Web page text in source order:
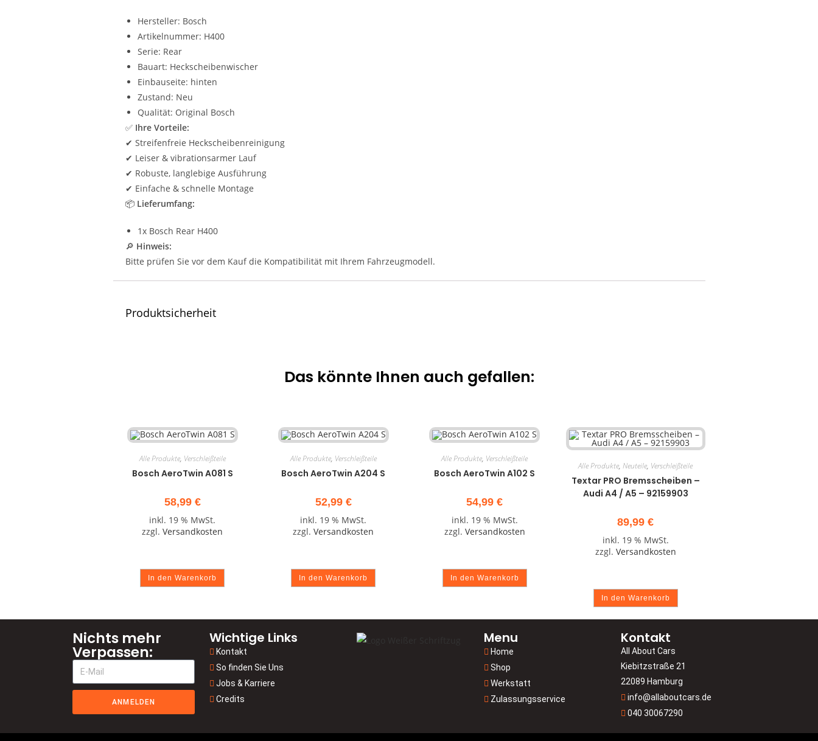
Hersteller: Bosch
Artikelnummer: H400
Serie: Rear
Bauart: Heckscheibenwischer
Einbauseite: hinten
Zustand: Neu
Qualität: Original Bosch
✅ Ihre Vorteile:
✔ Streifenfreie Heckscheibenreinigung
✔ Leiser & vibrationsarmer Lauf
✔ Robuste, langlebige Ausführung
✔ Einfache & schnelle Montage
📦 Lieferumfang:
1x Bosch Rear H400
🔎 Hinweis:
Bitte prüfen Sie vor dem Kauf die Kompatibilität mit Ihrem Fahrzeugmodell.
Produktsicherheit
Das könnte Ihnen auch gefallen:
Alle Produkte, Verschleißteile
Bosch AeroTwin A081 S
58,99 €
inkl. 19 % MwSt.
zzgl.Versandkosten
In den Warenkorb
Alle Produkte, Verschleißteile
Bosch AeroTwin A204 S
52,99 €
inkl. 19 % MwSt.
zzgl.Versandkosten
In den Warenkorb
Alle Produkte, Verschleißteile
Bosch AeroTwin A102 S
54,99€
inkl. 19 % MwSt.
zzgl. Versandkosten
In den Warenkorb
Alle Produkte,Neuteile, Verschleißteile
Textar PRO Bremsscheiben –
Audi A4 / A5 – 92159903
89,99€
inkl. 19 % MwSt.
zzgl. Versandkosten
In den Warenkorb
Nichts mehr
Verpassen:
ANMELDEN
Wichtige Links
Kontakt
So finden Sie Uns
Jobs & Karriere
Credits
Menu
Home
Shop
Werkstatt
Zulassungsservice
Kontakt
All About Cars
Kiebitzstraße 21
22089 Hamburg
info@allaboutcars.de
040 30067290